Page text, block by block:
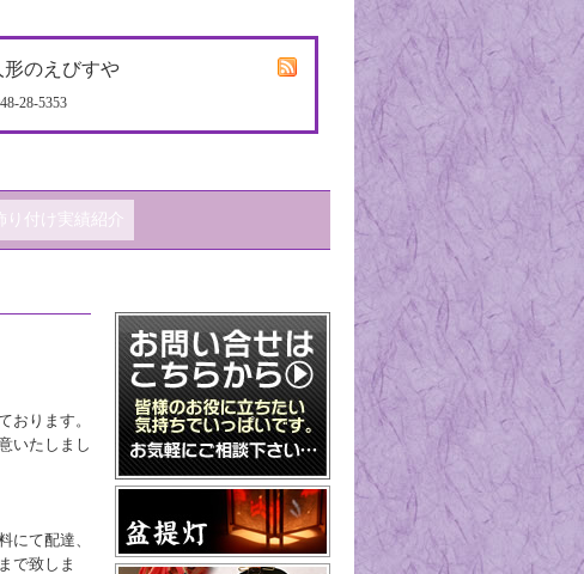
形のえびすや
28-5353
り付け実績紹介
おります。
いたしまし
にて配達、
で致しま